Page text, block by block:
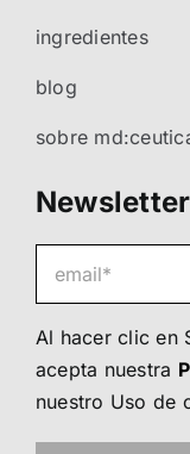
ingredientes
blog
sobre
Newsletter
Al hacer clic en
acepta nuestra
nuestro Uso de